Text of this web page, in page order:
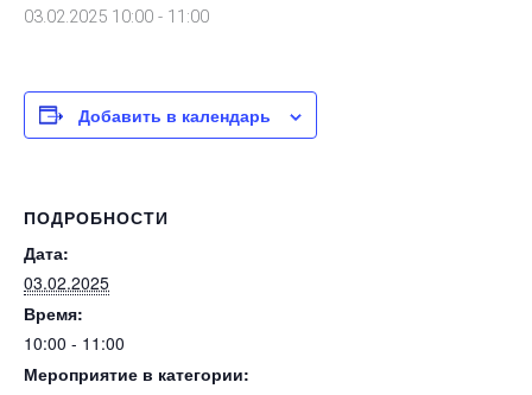
03.02.2025 10:00 - 11:00
Добавить в календарь
ПОДРОБНОСТИ
Дата:
03.02.2025
Время:
10:00 - 11:00
Мероприятие в категории: